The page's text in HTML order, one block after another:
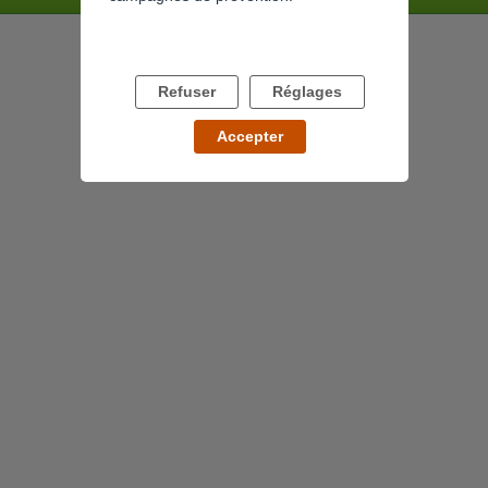
Refuser Réglages
Accepter